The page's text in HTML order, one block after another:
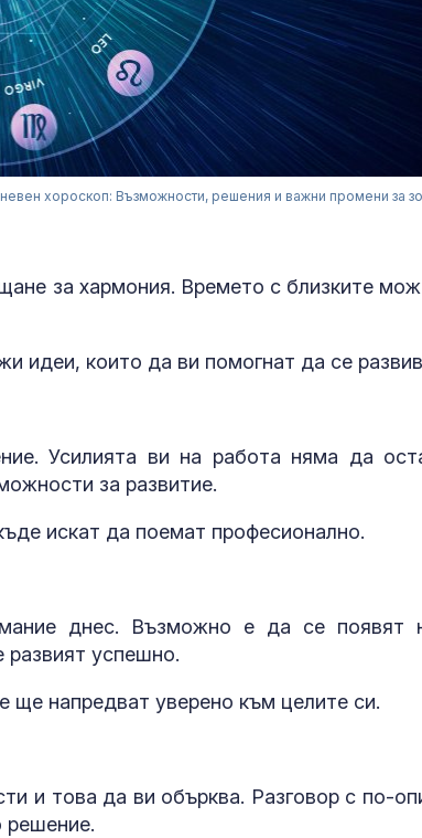
хороскоп: Възможности, решения и важни промени за
за хармония. Времето с близките
идеи, които да ви помогнат да се
Усилията ви на работа няма да
за развитие.
искат да поемат професионално.
днес. Възможно е да се появят
развият успешно.
ще напредват уверено към целите си.
и това да ви обърква. Разговор с по-
решение.
масовото
Тръмп